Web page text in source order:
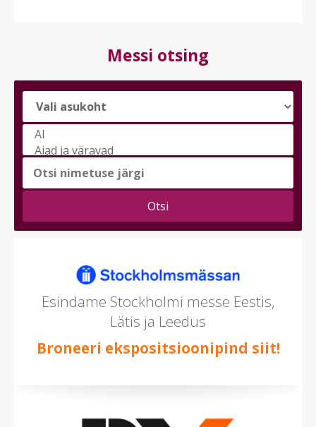
Messi otsing
Vali
messi
teema
valida
Esindame Stockholmi messe Eestis,
Lätis ja Leedus
Broneeri ekspositsioonipind siit!